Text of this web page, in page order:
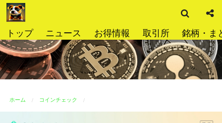
コ
ン
ン
ツ
へ
ス
プ
トップ ニュース お得情報 取引所 銘柄・ま
索
ホーム コインチェック